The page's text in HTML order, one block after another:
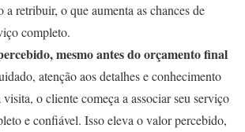
a retribuir, o que aumenta as chances de
completo.
mesmo antes do orçamento final
atenção aos detalhes e conhecimento
o cliente começa a associar seu serviço
e confiável. Isso eleva o valor percebido,